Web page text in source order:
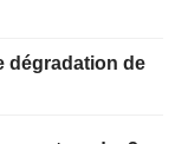
dégradation de